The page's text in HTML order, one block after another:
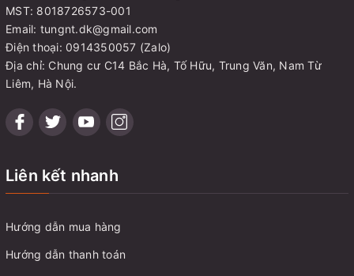
MST: 8018726573-001
Email: tungnt.dk@gmail.com
Điện thoại: 0914350057 (Zalo)
Địa chỉ: Chung cư C14 Bắc Hà, Tố Hữu, Trung Văn, Nam Từ
Liêm, Hà Nội.
Liên kết nhanh
Hướng dẫn mua hàng
Hướng dẫn thanh toán